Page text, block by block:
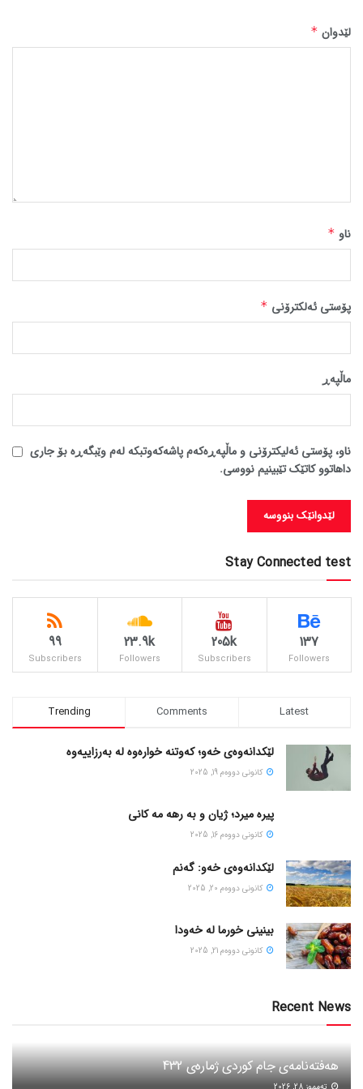
لێدوان*
ناو *
پۆستی ئەلکترۆنی *
ماڵپه‌ڕ
ناو، پۆستی ئەلیکترۆنی و ماڵپەڕەکەم پاشەکەوتبکە لەم وێبگەڕە بۆ جاری
داهاتوو کاتێک تێبینیم نووسی.
Stay Connected test
137
Followers
205k
Subscribers
23.9k
Followers
99
Subscribers
Trending Comments Latest
لێکدانەوەی خەو؛ کەوتنە خوارەوە لە بەرزاییەوە
كانونی دووه‌م 19, 2025
پیره میرد؛ ژیان و به رهه مه کانی
كانونی دووه‌م 16, 2025
لێکدانەوەی خەو: گەنم
كانونی دووه‌م 20, 2025
بینینی خورما لە خەودا
كانونی دووه‌م 21, 2025
Recent News
هەفتەنامەی جام کوردی ژمارەی 432